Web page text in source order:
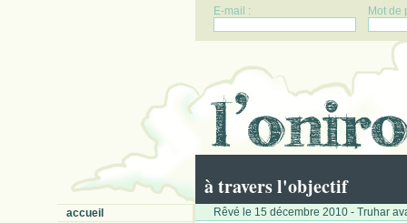
E-mail : Mot de
à travers l'objectif
accueil
Rêvé le 15 décembre 2010 - Truhar